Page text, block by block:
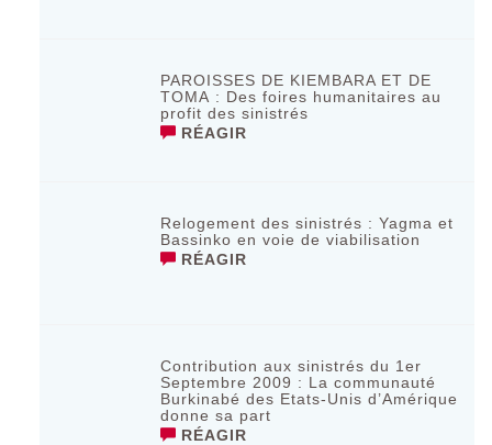
PAROISSES DE KIEMBARA ET DE
TOMA : Des foires humanitaires au
profit des sinistrés
RÉAGIR
Relogement des sinistrés : Yagma et
Bassinko en voie de viabilisation
RÉAGIR
Contribution aux sinistrés du 1er
Septembre 2009 : La communauté
Burkinabé des Etats-Unis d’Amérique
donne sa part
RÉAGIR